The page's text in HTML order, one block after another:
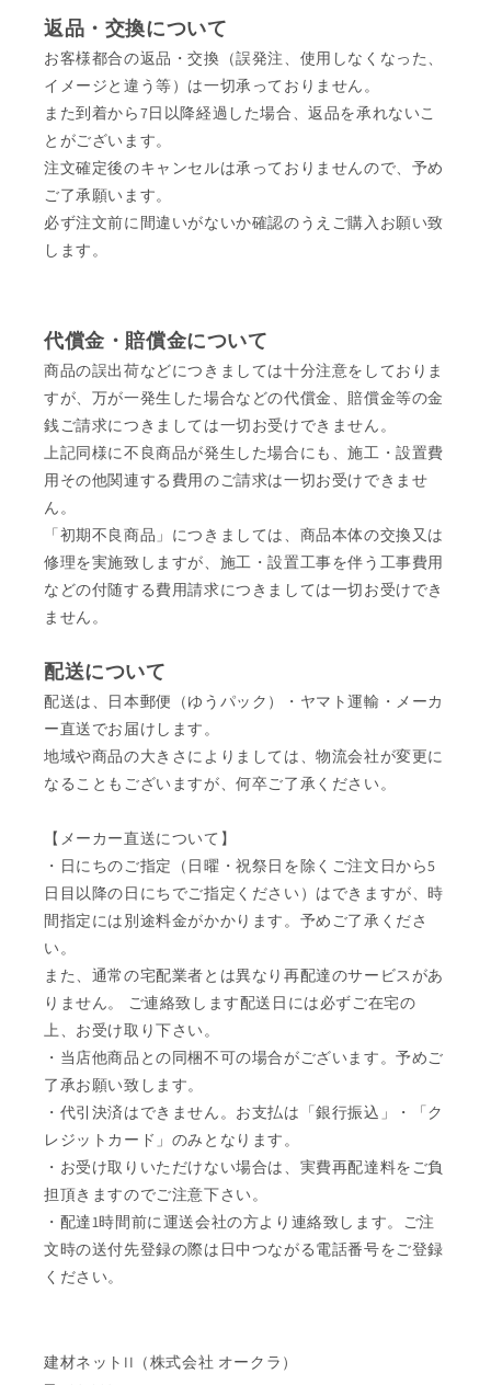
返品・交換について
お客様都合の返品・交換（誤発注、使用しなくなった、
イメージと違う等）は一切承っておりません。
また到着から7日以降経過した場合、返品を承れないこ
とがございます。
注文確定後のキャンセルは承っておりませんので、予め
ご了承願います。
必ず注文前に間違いがないか確認のうえご購入お願い致
します。
代償金・賠償金について
商品の誤出荷などにつきましては十分注意をしておりま
すが、万が一発生した場合などの代償金、賠償金等の金
銭ご請求につきましては一切お受けできません。
上記同様に不良商品が発生した場合にも、施工・設置費
用その他関連する費用のご請求は一切お受けできませ
ん。
「初期不良商品」につきましては、商品本体の交換又は
修理を実施致しますが、施工・設置工事を伴う工事費用
などの付随する費用請求につきましては一切お受けでき
ません。
配送について
配送は、日本郵便（ゆうパック）・ヤマト運輸・メーカ
ー直送でお届けします。
地域や商品の大きさによりましては、物流会社が変更に
なることもございますが、何卒ご了承ください。
【メーカー直送について】
・日にちのご指定（日曜・祝祭日を除くご注文日から5
日目以降の日にちでご指定ください）はできますが、時
間指定には別途料金がかかります。予めご了承くださ
い。
また、通常の宅配業者とは異なり再配達のサービスがあ
りません。 ご連絡致します配送日には必ずご在宅の
上、お受け取り下さい。
・当店他商品との同梱不可の場合がございます。予めご
了承お願い致します。
・代引決済はできません。お支払は「銀行振込」・「ク
レジットカード」のみとなります。
・お受け取りいただけない場合は、実費再配達料をご負
担頂きますのでご注意下さい。
・配達1時間前に運送会社の方より連絡致します。ご注
文時の送付先登録の際は日中つながる電話番号をご登録
ください。
建材ネットII（株式会社 オークラ）